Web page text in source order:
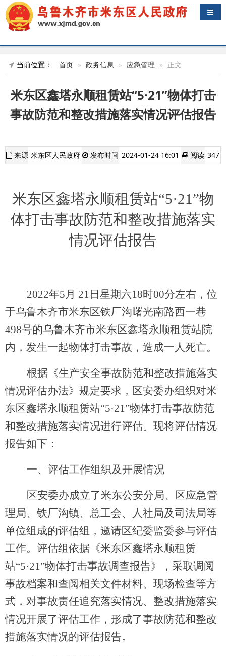
导航
当前位置： 首页 政务信息 应急管理 正文
米东区鑫塔永顺租赁站“5·21”物体打击
事故防范和整改措施落实情况评估报告
来源 米东区人民政府 发布时间 2024-01-24 16:01 阅读 347
米东区鑫塔永顺租赁站“5·21 ”物
体打击事故防范和整改措施落实
情况评估报告
2022年5月 21 日星期六18时00分左右，位
于乌鲁木齐市米东区铁厂沟曙光南路西一巷
498号的乌鲁木齐市米东区鑫塔永顺租赁站院
内，发生一起物体打击事故，造成一人死亡。
根据《生产安全事故防范和整改措施落实
情况评估办法》 规定要求， 区安委办组织对米
东区鑫塔永顺租赁站“5·21”物体打击事故防范
和整改措施落实情况进行评估。现将评估情况
报告如下 ：
一、评估工作组织及开展情况
区安委办成立了米东公安分局、区应急管
理局、铁厂沟镇、总工会、人社局及司法局等
单位组成的评估组 ，邀请区纪委监委参与评估
工作。 评估组依据《米东区鑫塔永顺租赁
站“5·21”物体打击事故调查报告》，采取调阅
事故档案和查阅相关文件材料、现场检查等方
式，对事故责任追究落实情况、整改措施落实
情况开展了评估工作，形成了事故防范和整改
措施落实情况的评估报告。